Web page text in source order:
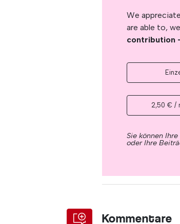
We
are able to,
contribution
2,50 € /
Sie können
oder Ihre
Kommentare